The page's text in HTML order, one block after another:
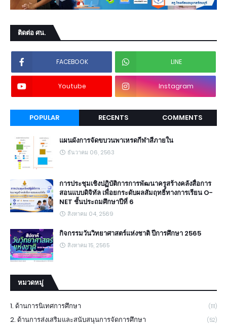
ติดต่อ ศน.
FACEBOOK LINE
Youtube Instagram
POPULAR RECENTS COMMENTS
แผนผังการจัดขบวนพาเหรดกีฬาสีภายใน
ธันวาคม 06, 2563
การประชุมเชิงปฏิบัติการการพัฒนาครูสร้างคลังสื่อการ
สอนแบบดิจิทัล เพื่อยกระดับผลสัมฤทธิ์ทางการเรียน O-
NET ชั้นประถมศึกษาปีที่ 6
สิงหาคม 04, 2569
กิจกรรมวันวิทยาศาสตร์แห่งชาติ ปีการศึกษา 2565
สิงหาคม 15, 2565
หมวดหมู่
1. ด้านการนิเทศการศึกษา (111)
2. ด้านการส่งเสริมและสนับสนุนการจัดการศึกษา (52)